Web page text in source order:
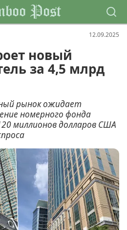
Post
12.09.2025
новый
за 4,5 млрд
рынок ожидает
номерного фонда
миллионов долларов США